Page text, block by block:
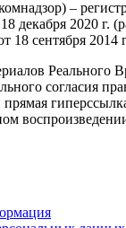
–
декабря 2020 г.
сентября 2014
Реального
согласия